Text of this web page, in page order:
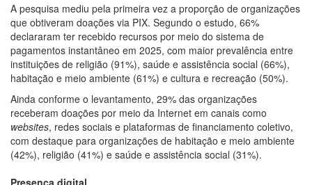
A pesquisa mediu pela primeira vez a proporção de organizações
que obtiveram doações via PIX. Segundo o estudo, 66%
declararam ter recebido recursos por meio do sistema de
pagamentos instantâneo em 2025, com maior prevalência entre
instituições de religião (91%), saúde e assistência social (66%),
habitação e meio ambiente (61%) e cultura e recreação (50%).
Ainda conforme o levantamento, 29% das organizações
receberam doações por meio da Internet em canais como
websites, redes sociais e plataformas de financiamento coletivo,
com destaque para organizações de habitação e meio ambiente
(42%), religião (41%) e saúde e assistência social (31%).
Presença digital